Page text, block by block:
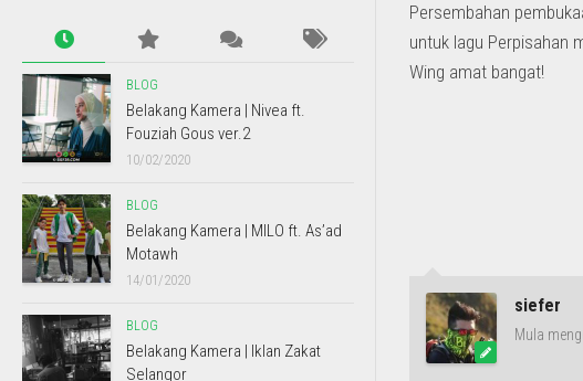
Persembahan
untuk lagu Perpisahan
Wing amat bangat!
siefer
Mula
BLOG
Belakang Kamera | Nivea ft.
Fouziah Gous ver.2
10/02/2020
BLOG
Belakang Kamera | MILO ft. As’ad
Motawh
14/01/2020
BLOG
Belakang Kamera | Iklan Zakat
Selangor